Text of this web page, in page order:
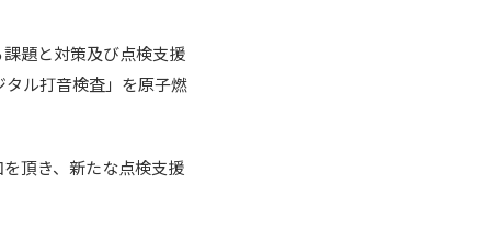
題と対策及び点検支援
ル打音検査」を原子燃
頂き、新たな点検支援